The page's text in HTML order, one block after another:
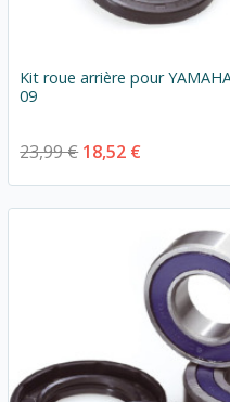
Kit roue arrière pour
09
23,99 € 18,52 €